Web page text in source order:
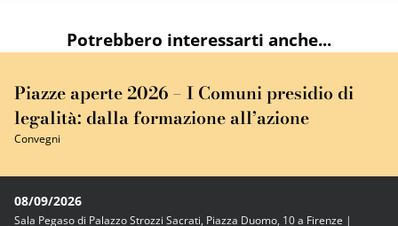
Potrebbero interessarti anche...
Piazze aperte 2026 – I Comuni presidio di
legalità: dalla formazione all’azione
Convegni
08/09/2026
Sala Pegaso di Palazzo Strozzi Sacrati, Piazza Duomo, 10 a Firenze |